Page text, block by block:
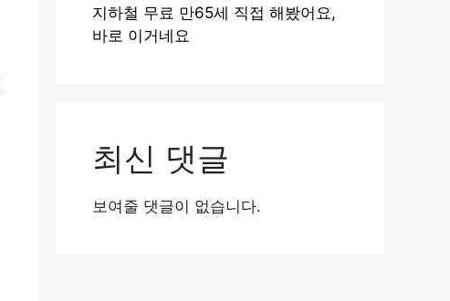
지하철 무료 만65세 직접 해봤어요,
바로 이거네요
최신 댓글
보여줄 댓글이 없습니다.